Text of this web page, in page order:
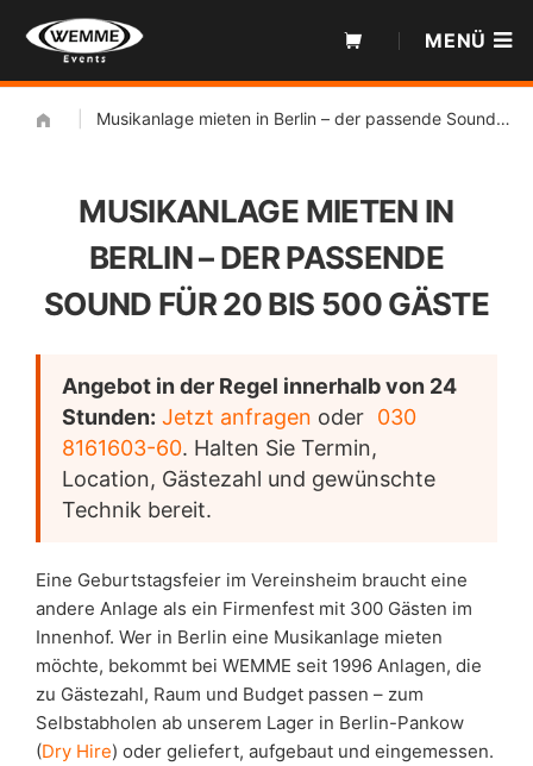
Inhalt
MENÜ
Musikanlage mieten in Berlin – der passende Sound für 20 bis 500 Gäste
MUSIKANLAGE MIETEN IN
BERLIN – DER PASSENDE
SOUND FÜR 20 BIS 500 GÄSTE
Angebot in der Regel innerhalb von 24
Stunden: Jetzt anfragen oder 030
8161603-60. Halten Sie Termin,
Location, Gästezahl und gewünschte
Technik bereit.
Eine Geburtstagsfeier im Vereinsheim braucht eine
andere Anlage als ein Firmenfest mit 300 Gästen im
Innenhof. Wer in Berlin eine Musikanlage mieten
möchte, bekommt bei WEMME seit 1996 Anlagen, die
zu Gästezahl, Raum und Budget passen – zum
Selbstabholen ab unserem Lager in Berlin-Pankow
(Dry Hire) oder geliefert, aufgebaut und eingemessen.